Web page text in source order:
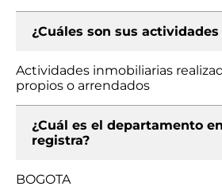
¿Cuáles son sus
Actividades inmobiliarias
propios o arrendados
¿Cuál es el departamento
registra?
BOGOTA